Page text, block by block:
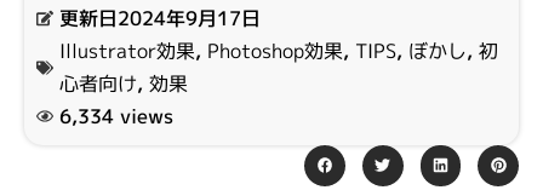
更新日2024年9月17日
Illustrator効果, Photoshop効果, TIPS, ぼかし, 初
心者向け, 効果
6,334 views